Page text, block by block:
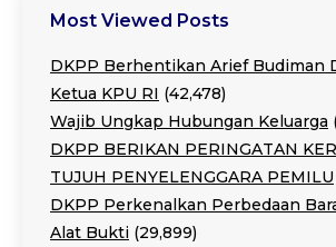
Most Viewed Posts
DKPP Berhentikan Arief Budiman
Ketua KPU RI (42,478)
Wajib Ungkap Hubungan Keluarga
DKPP BERIKAN PERINGATAN
TUJUH PENYELENGGARA PEMILU
DKPP Perkenalkan Perbedaan
Alat Bukti (29,899)